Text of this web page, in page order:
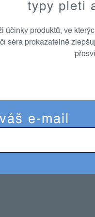
typy pleti
účinky produktů, ve
séra prokazatelně
e-mail